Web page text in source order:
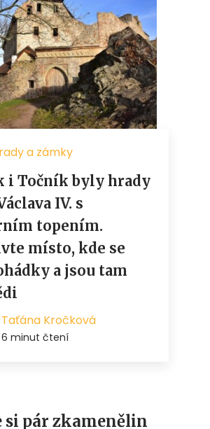
si pár zkamenělin